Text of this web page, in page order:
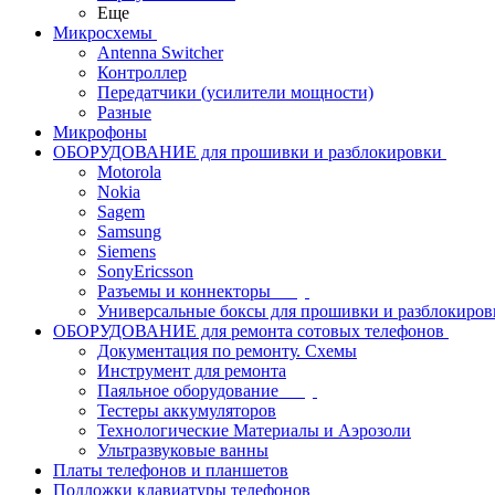
Еще
Микросхемы
Antenna Switcher
Контроллер
Передатчики (усилители мощности)
Разные
Микрофоны
ОБОРУДОВАНИЕ для прошивки и разблокировки
Motorola
Nokia
Sagem
Samsung
Siemens
SonyEricsson
Разъемы и коннекторы
Универсальные боксы для прошивки и
ОБОРУДОВАНИЕ для ремонта сотовых телефонов
Документация по ремонту. Схемы
Инструмент для ремонта
Паяльное оборудование
Тестеры аккумуляторов
Технологические Материалы и Аэрозоли
Ультразвуковые ванны
Платы телефонов и планшетов
Подложки клавиатуры телефонов